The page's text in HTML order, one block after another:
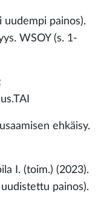
uudempi painos).
WSOY (s. 1-
ehkäisy.
I. (toim.) (2023).
painos).